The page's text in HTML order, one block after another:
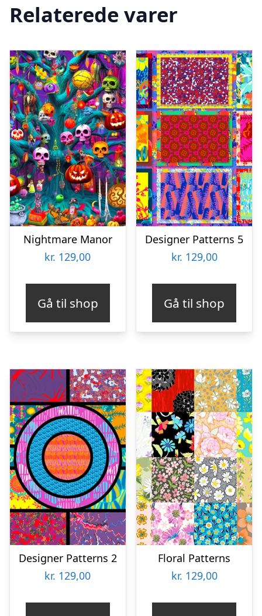
Relaterede varer
Nightmare Manor
kr. 129,00
Gå til shop
Designer Patterns 5
kr. 129,00
Gå til shop
Designer Patterns 2
kr. 129,00
Floral Patterns
kr. 129,00